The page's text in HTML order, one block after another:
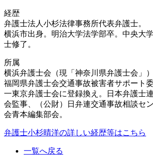
経歴
弁護士法人小杉法律事務所代表弁護士。
横浜市出身。明治大学法学部卒。中央大
士修了。
所属
横浜弁護士会（現「神奈川県弁護士会」
福岡県弁護士会交通事故被害者サポート
一東京弁護士会に登録換え。日本弁護士
会監事、（公財）日弁連交通事故相談セ
会青本編集部会。
弁護士小杉晴洋の詳しい経歴等はこちら
一覧へ戻る